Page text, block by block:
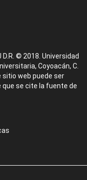
© 2018. Universidad
Coyoacán, C.
sitio web puede ser
se cite la fuente de